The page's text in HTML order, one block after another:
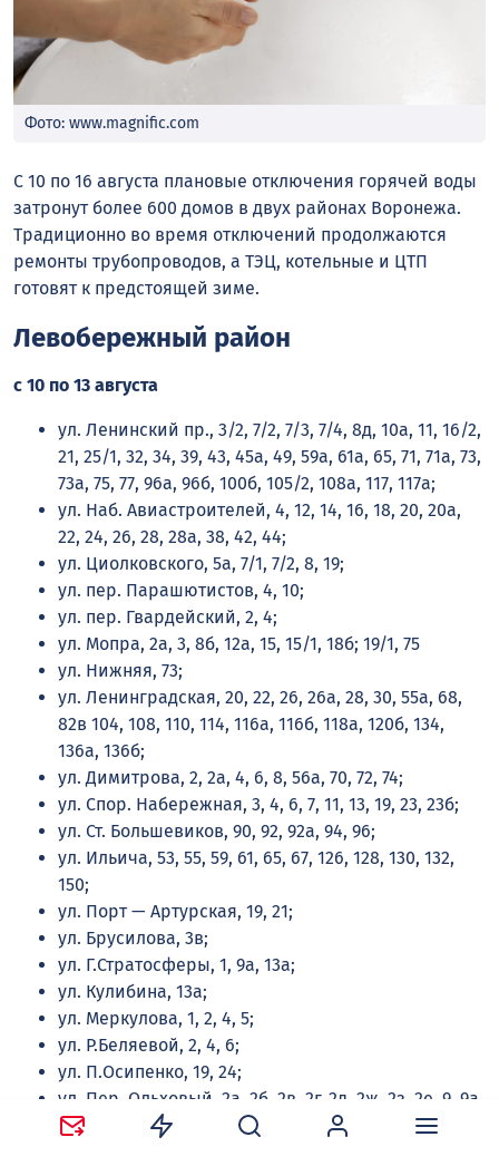
Фото: www.magnific.com
С 10 по 16 августа плановые отключения горячей воды
затронут более 600 домов в двух районах Воронежа.
Традиционно во время отключений продолжаются
ремонты трубопроводов, а ТЭЦ, котельные и ЦТП
готовят к предстоящей зиме.
Левобережный район
с 10 по 13 августа
ул. Ленинский пр., 3/2, 7/2, 7/3, 7/4, 8д, 10а, 11, 16/2,
21, 25/1, 32, 34, 39, 43, 45а, 49, 59а, 61а, 65, 71, 71а, 73,
73а, 75, 77, 96а, 96б, 100б, 105/2, 108а, 117, 117а;
ул. Наб. Авиастроителей, 4, 12, 14, 16, 18, 20, 20а,
22, 24, 26, 28, 28а, 38, 42, 44;
ул. Циолковского, 5а, 7/1, 7/2, 8, 19;
ул. пер. Парашютистов, 4, 10;
ул. пер. Гвардейский, 2, 4;
ул. Мопра, 2а, 3, 8б, 12а, 15, 15/1, 18б; 19/1, 75
ул. Нижняя, 73;
ул. Ленинградская, 20, 22, 26, 26а, 28, 30, 55а, 68,
82в 104, 108, 110, 114, 116а, 116б, 118а, 120б, 134,
136а, 136б;
ул. Димитрова, 2, 2а, 4, 6, 8, 56а, 70, 72, 74;
ул. Спор. Набережная, 3, 4, 6, 7, 11, 13, 19, 23, 23б;
ул. Ст. Большевиков, 90, 92, 92а, 94, 96;
ул. Ильича, 53, 55, 59, 61, 65, 67, 126, 128, 130, 132,
150;
ул. Порт — Артурская, 19, 21;
ул. Брусилова, 3в;
ул. Г.Стратосферы, 1, 9а, 13а;
ул. Кулибина, 13а;
ул. Меркулова, 1, 2, 4, 5;
ул. Р.Беляевой, 2, 4, 6;
ул. П.Осипенко, 19, 24;
ул. Пер. Ольховый, 2а, 2б, 2в, 2г, 2д, 2ж, 2з, 2е, 9, 9а,
9б,11, 13.